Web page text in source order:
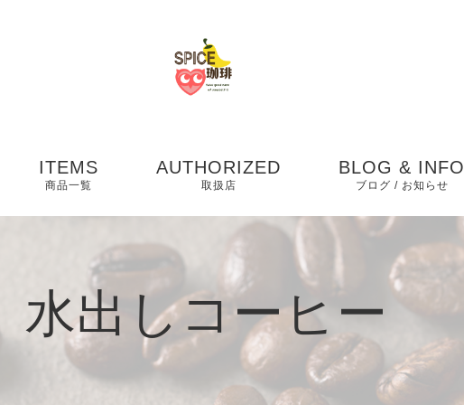
ITEMS
商品一覧
AUTHORIZED
取扱店
BLOG & INFO
ブログ / お知らせ
水出しコーヒー